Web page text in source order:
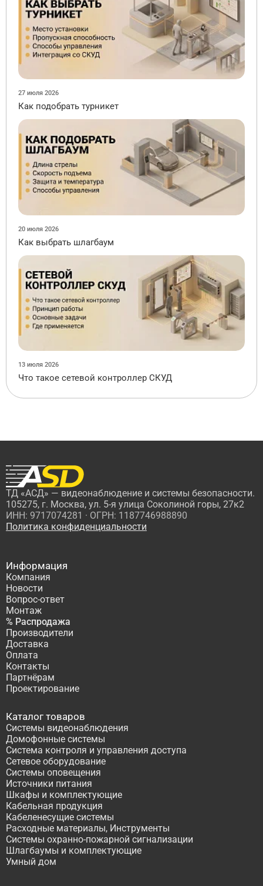
27 июля 2026
Как подобрать турникет
20 июля 2026
Как выбрать шлагбаум
13 июля 2026
Что такое сетевой контроллер СКУД
ТД «АСД» — видеонаблюдение и системы безопасности.
105275, г. Москва, ул. 5-я улица Соколиной горы, 27к2
ИНН: 9717074281 · ОГРН: 1187746988890
Политика конфиденциальности
Информация
Компания
Новости
Вопрос-ответ
Монтаж
% Распродажа
Производители
Доставка
Оплата
Контакты
Партнёрам
Проектирование
Каталог товаров
Системы видеонаблюдения
Домофонные системы
Система контроля и управления доступа
Сетевое оборудование
Системы оповещения
Источники питания
Шкафы и комплектующие
Кабельная продукция
Кабеленесущие системы
Расходные материалы, Инструменты
Системы охранно-пожарной сигнализации
Шлагбаумы и комплектующие
Умный дом